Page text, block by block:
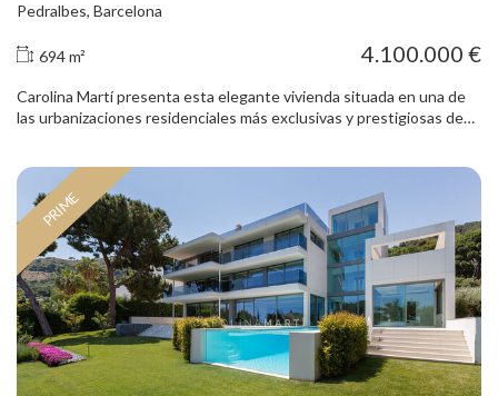
Pedralbes, Barcelona
694 m² 4.100.000 €
Carolina Martí presenta esta elegante vivienda situada en una de
las urbanizaciones residenciales más exclusivas y prestigiosas de
residencial privilegiado, rodeado de zonas verdes y junto a los
mejores colegios internacionales y escuelas de negocios de la
ciudad. La vivienda cuenta con 694 m² construidos sobre una
parcela aproximada de 900 m², orientada a sureste, lo que le
proporciona una magnífica entrada de luz natural durante todo el
día. Forma parte de un exclusivo complejo residencial con piscina,
pista de pádel y servicio de vigilancia y conserjería 24 horas. La casa
dispone de agradables jardines privados tanto en la parte delantera
como trasera, ideales para disfrutar del clima mediterráneo y de
espacios exteriores con total privacidad. En la planta principal
PRIME